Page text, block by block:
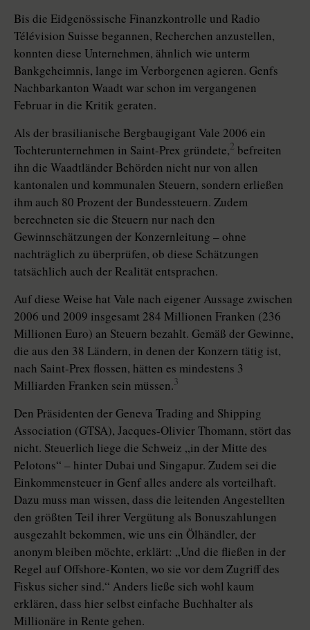
Bis die Eidgenössische Finanzkontrolle und Radio
Télévision Suisse begannen, Recherchen anzustellen,
konnten diese Unternehmen, ähnlich wie unterm
Bankgeheimnis, lange im Verborgenen agieren. Genfs
Nachbarkanton Waadt war schon im vergangenen
Februar in die Kritik geraten.
Als der brasilianische Bergbaugigant Vale 2006 ein
Tochterunternehmen in Saint-Prex gründete,2 befreiten
ihn die Waadtländer Behörden nicht nur von allen
kantonalen und kommunalen Steuern, sondern erließen
ihm auch 80 Prozent der Bundessteuern. Zudem
berechneten sie die Steuern nur nach den
Gewinnschätzungen der Konzernleitung – ohne
nachträglich zu überprüfen, ob diese Schätzungen
tatsächlich auch der Realität entsprachen.
Auf diese Weise hat Vale nach eigener Aussage zwischen
2006 und 2009 insgesamt 284 Millionen Franken (236
Millionen Euro) an Steuern bezahlt. Gemäß der Gewinne,
die aus den 38 Ländern, in denen der Konzern tätig ist,
nach Saint-Prex flossen, hätten es mindestens 3
Milliarden Franken sein müssen.3
Den Präsidenten der Geneva Trading and Shipping
Association (GTSA), Jacques-Olivier Thomann, stört das
nicht. Steuerlich liege die Schweiz „in der Mitte des
Pelotons“ – hinter Dubai und Singapur. Zudem sei die
Einkommensteuer in Genf alles andere als vorteilhaft.
Dazu muss man wissen, dass die leitenden Angestellten
den größten Teil ihrer Vergütung als Bonuszahlungen
ausgezahlt bekommen, wie uns ein Ölhändler, der
anonym bleiben möchte, erklärt: „Und die fließen in der
Regel auf Offshore-Konten, wo sie vor dem Zugriff des
Fiskus sicher sind.“ Anders ließe sich wohl kaum
erklären, dass hier selbst einfache Buchhalter als
Millionäre in Rente gehen.